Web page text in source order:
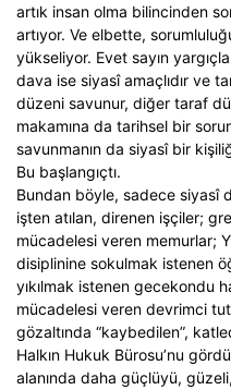
artık insan olma bilincinden
artıyor. Ve elbette,
yükseliyor. Evet sayın
dava ise siyasî amaçlıdır ve
düzeni savunur, diğer taraf
makamına da tarihsel bir
savunmanın da siyasî bir
Bu başlangıçtı.
Bundan böyle, sadece siyasî
işten atılan, direnen işçiler;
mücadelesi veren memurlar;
disiplinine sokulmak istenen
yıkılmak istenen gecekondu
mücadelesi veren devrimci
gözaltında “kaybedilen”,
Halkın Hukuk Bürosu’nu
alanında daha güçlüyü,